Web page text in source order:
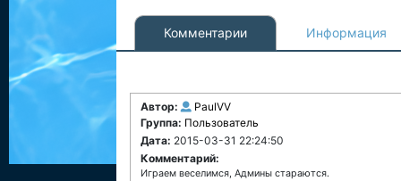
Комментарии Информация
Автор:
PaulVV
Группа: Пользователь
Дата: 2015-03-31 22:24:50
Комментарий:
Играем веселимся, Админы стараются.